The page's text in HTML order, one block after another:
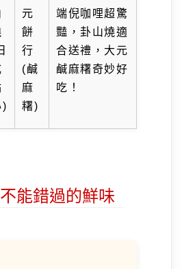
)
元
餅
行
(鹹
麻
糬)
端倪咖哩超驚
豔，卦山燒適
合送禮，大元
鹹麻糬奇妙好
吃！
能錯過的鮮味